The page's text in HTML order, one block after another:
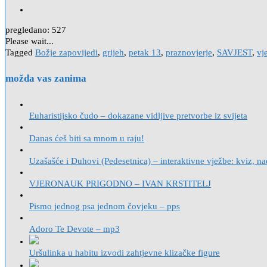
pregledano: 527
Please wait...
Tagged Božje zapovijedi, grijeh, petak 13, praznovjerje, SAVJEST,
možda vas zanima
Euharistijsko čudo – dokazane vidljive pretvorbe iz svijeta
Danas ćeš biti sa mnom u raju!
Uzašašće i Duhovi (Pedesetnica) – interaktivne vježbe: kviz,
VJERONAUK PRIGODNO – IVAN KRSTITELJ
Pismo jednog psa jednom čovjeku – pps
Adoro Te Devote – mp3
Uršulinka u habitu izvodi zahtjevne klizačke figure